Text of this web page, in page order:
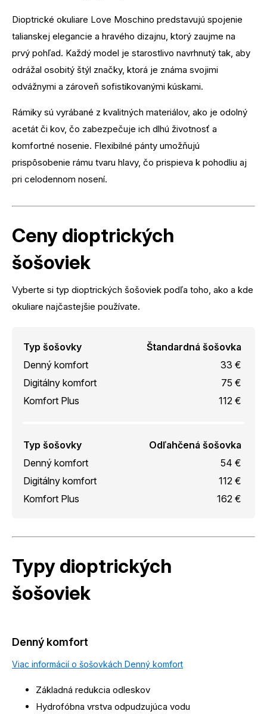
Dioptrické okuliare Love Moschino predstavujú spojenie
talianskej elegancie a hravého dizajnu, ktorý zaujme na
prvý pohľad. Každý model je starostlivo navrhnutý tak, aby
odrážal osobitý štýl značky, ktorá je známa svojimi
odvážnymi a zároveň sofistikovanými kúskami.
Rámiky sú vyrábané z kvalitných materiálov, ako je odolný
acetát či kov, čo zabezpečuje ich dlhú životnosť a
komfortné nosenie. Flexibilné pánty umožňujú
prispôsobenie rámu tvaru hlavy, čo prispieva k pohodliu aj
pri celodennom nosení.
Ceny dioptrických
šošoviek
Vyberte si typ dioptrických šošoviek podľa toho, ako a kde
okuliare najčastejšie používate.
Typ šošovky
Štandardná šošovka
Denný komfort
33 €
Digitálny komfort
75 €
Komfort Plus
112 €
Typ šošovky
Odľahčená šošovka
Denný komfort
54 €
Digitálny komfort
112 €
Komfort Plus
162 €
Typy dioptrických
šošoviek
Denný komfort
Viac informácií o šošovkách Denný komfort
Základná redukcia odleskov
Hydrofóbna vrstva odpudzujúca vodu